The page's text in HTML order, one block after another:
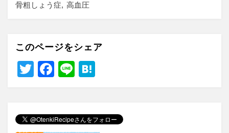
骨粗しょう症
高血圧
このページをシェア
T
er
F
e
Li
n